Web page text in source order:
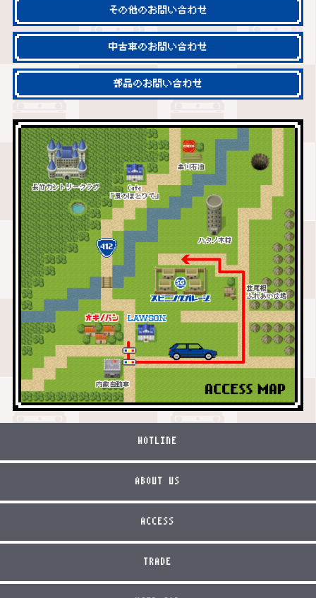
その他のお問い合わせ
中古車のお問い合わせ
部品のお問い合わせ
HOTLINE
ABOUT US
ACCESS
TRADE